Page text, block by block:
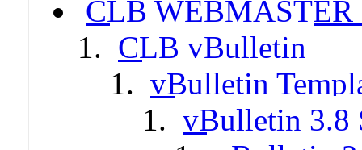
CLB WEBMASTER
CLB vBulletin
vBulletin
vBulletin 3.8